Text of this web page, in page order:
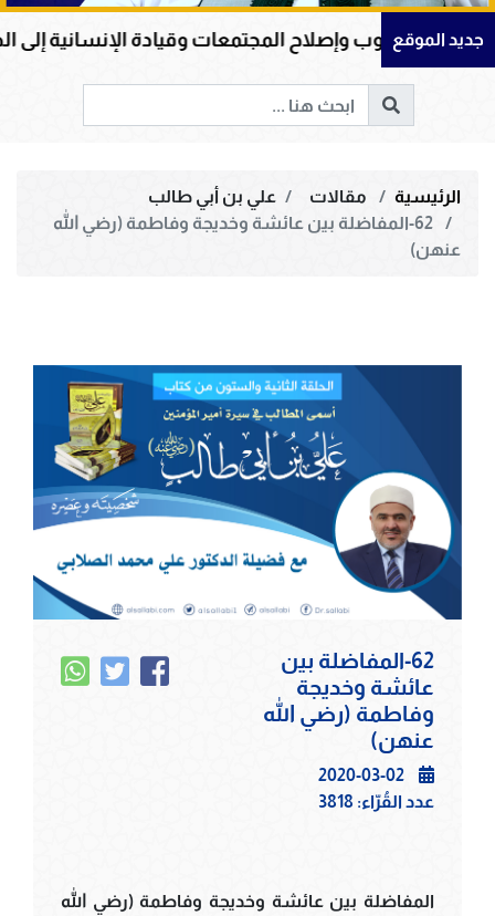
جديد الموقعالمجتمعات وقيادة الإنسانية إلى الحق والخير
الرئيسية مقالات
علي بن أبي طالب
62-المفاضلة بين عائشة وخديجة وفاطمة (رضي الله
عنهن)
62-المفاضلة بين
عائشة وخديجة
وفاطمة (رضي الله
عنهن)
2020-03-02
عدد القُرّاء: 3818
المفاضلة بين عائشة وخديجة وفاطمة (رضي الله